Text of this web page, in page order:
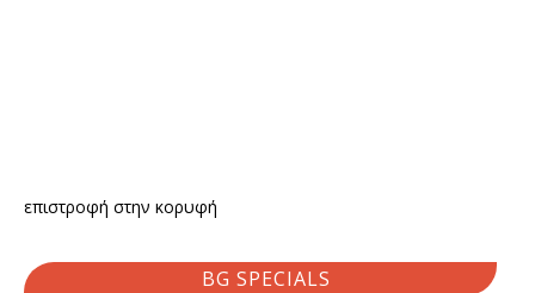
επιστροφή στην κορυφή
BG SPECIALS